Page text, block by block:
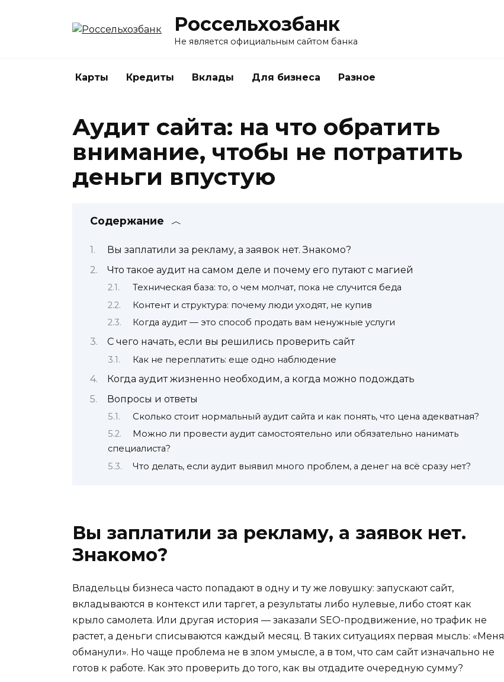
Россельхозбанк
Не является официальным сайтом банка
Карты Кредиты Вклады Для бизнеса Разное
Аудит сайта: на что обратить
внимание, чтобы не потратить
деньги впустую
Содержание
Вы заплатили за рекламу, а заявок нет. Знакомо?
Что такое аудит на самом деле и почему его путают с магией
Техническая база: то, о чем молчат, пока не случится беда
Контент и структура: почему люди уходят, не купив
Когда аудит — это способ продать вам ненужные услуги
С чего начать, если вы решились проверить сайт
Как не переплатить: еще одно наблюдение
Когда аудит жизненно необходим, а когда можно подождать
Вопросы и ответы
Сколько стоит нормальный аудит сайта и как понять, что цена адекватная?
Можно ли провести аудит самостоятельно или обязательно нанимать
специалиста?
Что делать, если аудит выявил много проблем, а денег на всё сразу нет?
Вы заплатили за рекламу, а заявок нет.
Знакомо?
Владельцы бизнеса часто попадают в одну и ту же ловушку: запускают сайт,
вкладываются в контекст или таргет, а результаты либо нулевые, либо стоят как
крыло самолета. Или другая история — заказали SEO-продвижение, но трафик не
растет, а деньги списываются каждый месяц. В таких ситуациях первая мысль: «Меня
обманули». Но чаще проблема не в злом умысле, а в том, что сам сайт изначально не
готов к работе. Как это проверить до того, как вы отдадите очередную сумму?